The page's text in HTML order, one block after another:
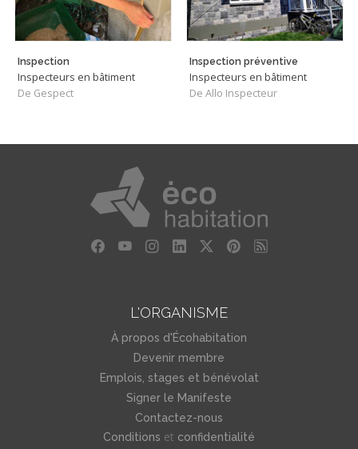
Inspection
Inspecteurs en bâtiment
De Gespect
Inspection préventive
Inspecteurs en bâtiment
De Allo Inspecteur
L'ORGANISME
À propos d'Écohabitation
Devenir membre
Emplois, stages et bénévolat
Signer le Manifeste
Contactez-nous
Conditions et confidentialité